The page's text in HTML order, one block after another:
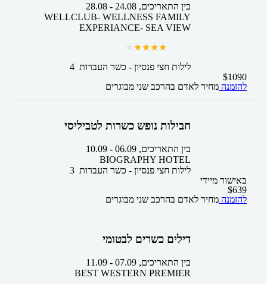
בין התאריכים, -
28.08
WELLCLUB- WELLNESS FAMILY
EXPERIANCE- SEA VIEW
4 לילות חצי פנסיון - כשר העברות
$1090
להזמנה מחיר לאדם בהרכב שני מבוגרים
חבילות נופש כשרות לטביליסי
בין התאריכים, -
10.09
BIOGRAPHY HOTEL
3 לילות חצי פנסיון - כשר העברות
באישור מיידי
$639
להזמנה מחיר לאדם בהרכב שני מבוגרים
דילים כשרים לבטומי
בין התאריכים, -
11.09
BEST WESTERN PREMIER